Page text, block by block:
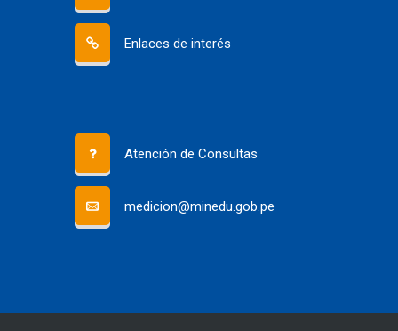
Enlaces de interés
Atención de Consultas
medicion@minedu.gob.pe